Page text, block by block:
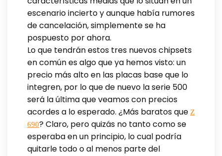
escenario incierto y aunque había rumores
de cancelación, simplemente se ha
pospuesto por ahora.
Lo que tendrán estos tres nuevos chipsets
en común es algo que ya hemos visto: un
precio más alto en las placas base que lo
integren, por lo que de nuevo la serie 500
será la última que veamos con precios
acordes a lo esperado. ¿Más baratos que Z
690? Claro, pero quizás no tanto como se
esperaba en un principio, lo cual podría
quitarle todo o al menos parte del